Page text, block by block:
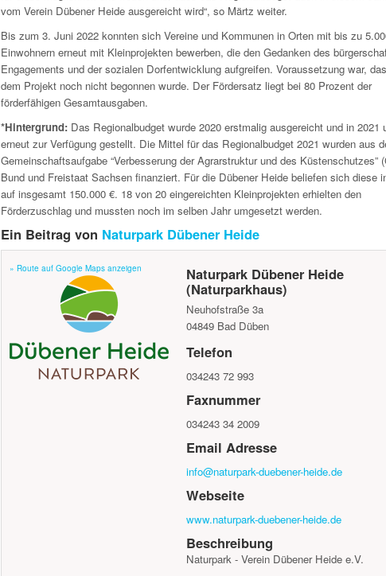
vom Verein Dübener Heide ausgereicht wird“, so Märtz weiter.
Bis zum 3. Juni 2022 konnten sich Vereine und Kommunen in Orten mit bis zu
Einwohnern erneut mit Kleinprojekten bewerben, die den Gedanken des
Engagements und der sozialen Dorfentwicklung aufgreifen. Voraussetzung war,
dem Projekt noch nicht begonnen wurde. Der Fördersatz liegt bei 80 Prozent der
förderfähigen Gesamtausgaben.
*Hintergrund: Das Regionalbudget wurde 2020 erstmalig ausgereicht und in 2021
erneut zur Verfügung gestellt. Die Mittel für das Regionalbudget 2021 wurden aus
Gemeinschaftsaufgabe “Verbesserung der Agrarstruktur und des Küstenschutzes”
Bund und Freistaat Sachsen finanziert. Für die Dübener Heide beliefen sich diese
auf insgesamt 150.000 €. 18 von 20 eingereichten Kleinprojekten erhielten den
Förderzuschlag und mussten noch im selben Jahr umgesetzt werden.
Ein Beitrag von Naturpark Dübener Heide
Naturpark Dübener Heide
(Naturparkhaus)
Neuhofstraße 3a
04849 Bad Düben
Telefon
034243 72 993
Faxnummer
034243 34 2009
Email Adresse
info@naturpark-duebener-heide.de
Webseite
www.naturpark-duebener-heide.de
Beschreibung
Naturpark - Verein Dübener Heide e.V.
» Route auf Google Maps anzeigen